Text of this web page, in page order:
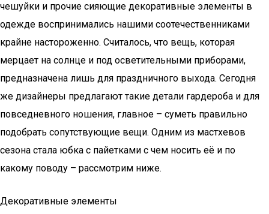
чешуйки и прочие сияющие декоративные элементы в
одежде воспринимались нашими соотечественниками
крайне настороженно. Считалось, что вещь, которая
мерцает на солнце и под осветительными приборами,
предназначена лишь для праздничного выхода. Сегодня
же дизайнеры предлагают такие детали гардероба и для
повседневного ношения, главное – суметь правильно
подобрать сопутствующие вещи. Одним из мастхевов
сезона стала юбка с пайетками с чем носить её и по
какому поводу – рассмотрим ниже.
Декоративные элементы